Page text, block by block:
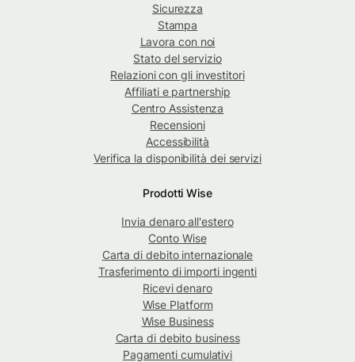
Sicurezza
Stampa
Lavora con noi
Stato del servizio
Relazioni con gli investitori
Affiliati e partnership
Centro Assistenza
Recensioni
Accessibilità
Verifica la disponibilità dei servizi
Prodotti Wise
Invia denaro all'estero
Conto Wise
Carta di debito internazionale
Trasferimento di importi ingenti
Ricevi denaro
Wise Platform
Wise Business
Carta di debito business
Pagamenti cumulativi